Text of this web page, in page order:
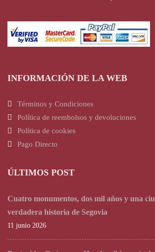
INFORMACIÓN DE LA WEB
Términos y Condiciones
Política de reembolsos y devoluciones
Política de cookies
Pago Directo
ÚLTIMOS POST
Cuatro monumentos, dos mil años y una
verdadera historia de Segovia
11 junio 2026